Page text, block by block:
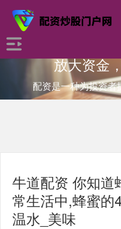
放大资金
配资是一种为投资
牛道配资 你知道
常生活中,蜂蜜的
温水_美味